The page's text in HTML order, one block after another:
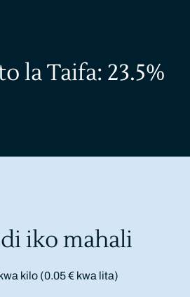
la Taifa: 23.5%
iko mahali
kilo (0.05 € kwa lita)